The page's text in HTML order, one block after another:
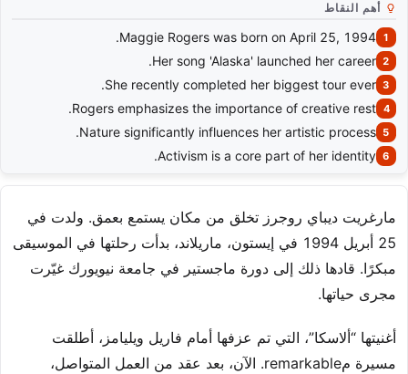
أهم النقاط
Maggie Rogers was born on April 25, 1994.
Her song 'Alaska' launched her career.
She recently completed her biggest tour ever.
Rogers emphasizes the importance of creative rest.
Nature significantly influences her artistic process.
Activism is a core part of her identity.
مارغريت ديباي روجرز تخلق من مكان يستمع بعمق. ولدت في
25 أبريل 1994 في إيستون، ماريلاند، بدأت رحلتها في الموسيقى
مبكرًا. قادها ذلك إلى دورة ماجستير في جامعة نيويورك غيّرت
مجرى حياتها.
أغنيتها “ألاسكا”، التي تم عزفها أمام فاريل ويليامز، أطلقت
مسيرة مremarkable. الآن، بعد عقد من العمل المتواصل،